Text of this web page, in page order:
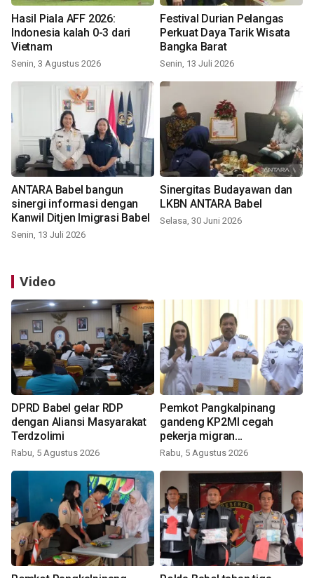
Hasil Piala AFF 2026:
Indonesia kalah 0-3 dari
Vietnam
Senin, 3 Agustus 2026
Festival Durian Pelangas
Perkuat Daya Tarik Wisata
Bangka Barat
Senin, 13 Juli 2026
ANTARA Babel bangun
sinergi informasi dengan
Kanwil Ditjen Imigrasi Babel
Senin, 13 Juli 2026
Sinergitas Budayawan dan
LKBN ANTARA Babel
Selasa, 30 Juni 2026
Video
DPRD Babel gelar RDP
dengan Aliansi Masyarakat
Terdzolimi
Rabu, 5 Agustus 2026
Pemkot Pangkalpinang
gandeng KP2MI cegah
pekerja migran
nonprosedural
Rabu, 5 Agustus 2026